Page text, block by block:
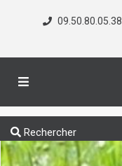
09.50.80.05.38
Rechercher